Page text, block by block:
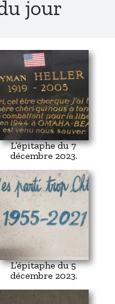
jour
L’épitaphe du 7
décembre 2023.
L’épitaphe du 5
décembre 2023.